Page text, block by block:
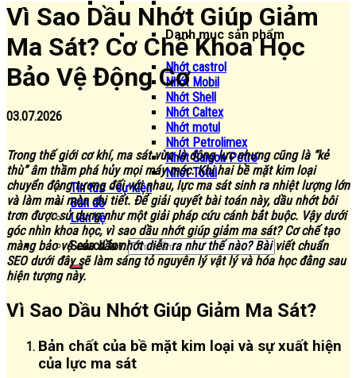
Danh mục sản phẩm
Nhớt castrol
Nhớt Mobil
Nhớt Shell
Nhớt Caltex
Nhớt motul
Nhớt Petrolimex
Nhớt Saigon Petro
Nhớt Total
Tin tức - sự kiện
Bản đồ
Liên hệ
Search for:
Vì Sao Dầu Nhớt Giúp Giảm
Ma Sát? Cơ Chế Khoa Học
Bảo Vệ Động Cơ
03.07.2026
Trong thế giới cơ khí, ma sát vừa là động lực nhưng cũng là “kẻ
thù” âm thầm phá hủy mọi máy móc. Khi hai bề mặt kim loại
chuyển động tương đối với nhau, lực ma sát sinh ra nhiệt lượng lớn
và làm mài mòn chi tiết. Để giải quyết bài toán này, dầu nhớt bôi
trơn được sử dụng như một giải pháp cứu cánh bắt buộc. Vậy dưới
góc nhìn khoa học, vì sao dầu nhớt giúp giảm ma sát? Cơ chế tạo
màng bảo vệ của dầu nhớt diễn ra như thế nào? Bài viết chuẩn
SEO dưới đây sẽ làm sáng tỏ nguyên lý vật lý và hóa học đằng sau
hiện tượng này.
Vì Sao Dầu Nhớt Giúp Giảm Ma Sát?
Bản chất của bề mặt kim loại và sự xuất hiện
của lực ma sát